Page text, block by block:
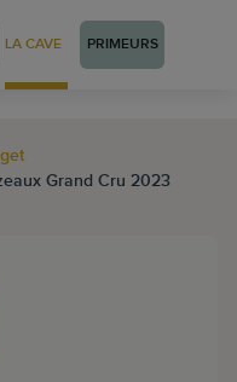
LA CAVE PRIMEURS
Grand Cru 2023